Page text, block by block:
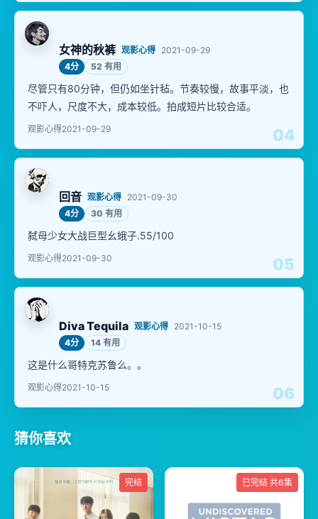
04
女神的秋裤 观影心得 2021-09-29
4分
52 有用
尽管只有80分钟，但仍如坐针毡。节奏较慢，故事平淡，也
不吓人，尺度不大，成本较低。拍成短片比较合适。
观影心得2021-09-29
05
回音 观影心得 2021-09-30
4分
30 有用
弑母少女大战巨型幺蛾子.55/100
观影心得2021-09-30
06
Diva Tequila 观影心得 2021-10-15
4分
14 有用
这是什么哥特克苏鲁么。。
观影心得2021-10-15
猜你喜欢
完结 已完结 共6集